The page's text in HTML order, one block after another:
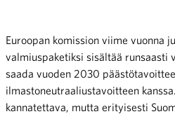
Euroopan komission viime vuonna
valmiuspaketiksi sisältää runsaasti
saada vuoden 2030
ilmastoneutraaliustavoitteen
kannatettava, mutta erityisesti